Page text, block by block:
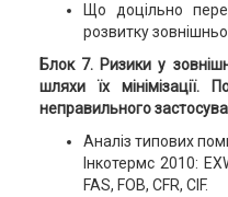
Що доцільно
розвитку
Блок 7. Ризики у
шляхи їх мінімізації.
неправильного
Аналіз типових
Інкотермс 2010:
FAS, FOB, CFR, CIF.